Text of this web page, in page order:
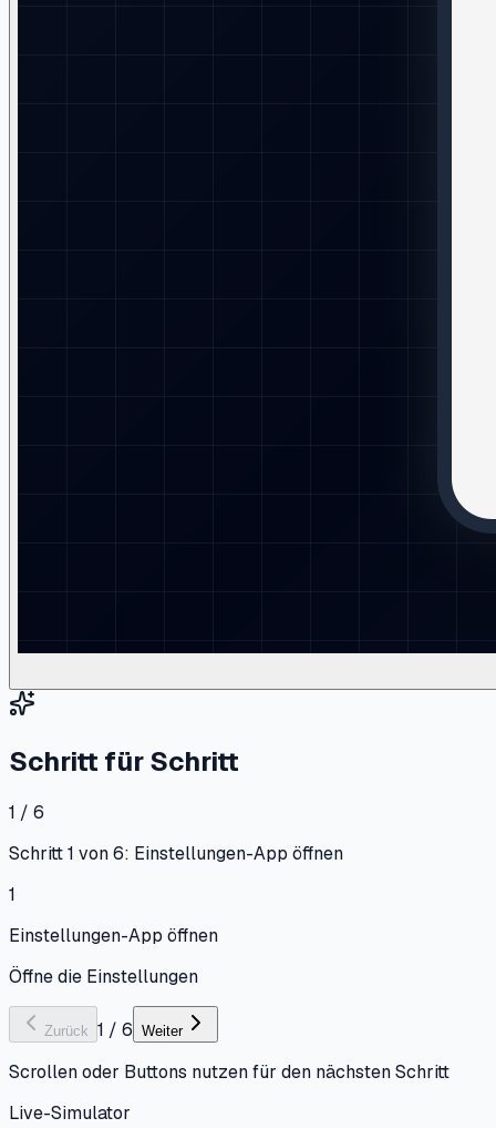
Schritt für Schritt
1 / 6
Schritt 1 von 6: Einstellungen-App öffnen
1
Einstellungen-App öffnen
Öffne die Einstellungen
Zurück 1 / 6 Weiter
Scrollen oder Buttons nutzen für den nächsten Schritt
Live-Simulator